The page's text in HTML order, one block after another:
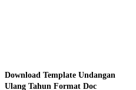
Download Template Undangan
Ulang Tahun Format Doc